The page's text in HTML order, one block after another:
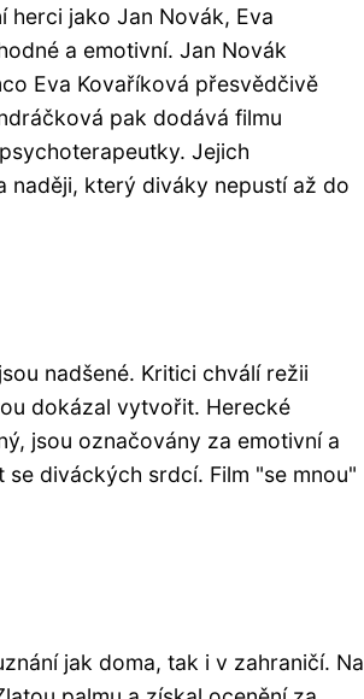
herci jako Jan Novák, Eva
a emotivní. Jan Novák
Eva Kovaříková přesvědčivě
pak dodává filmu
Jejich
naději, který diváky nepustí až do
nadšené. Kritici chválí režii
dokázal vytvořit. Herecké
jsou označovány za emotivní a
diváckých srdcí. Film "se mnou"
jak doma, tak i v zahraničí. Na